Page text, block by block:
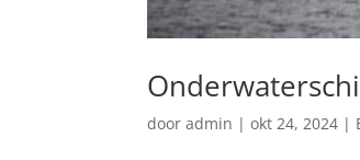
dooradmin |okt 24, 2024 |